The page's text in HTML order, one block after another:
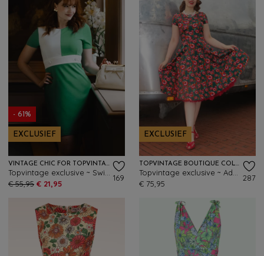
- 61%
EXCLUSIEF
VINTAGE CHIC FOR TOPVINTAGE
€ 55,95 € 21,95
169
EXCLUSIEF
TOPVINTAGE BOUTIQUE COLLECTION
€ 75,95
287